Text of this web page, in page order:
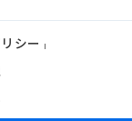
シー |